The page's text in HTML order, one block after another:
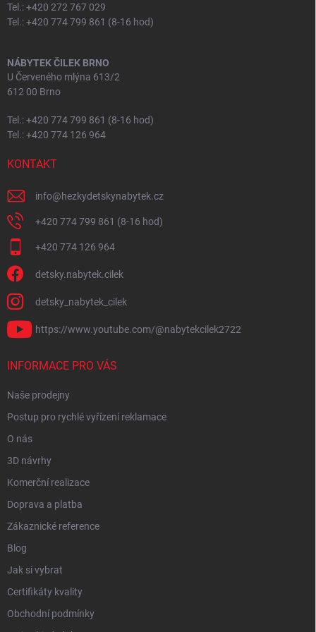
Tel.: +420 272 767 029
Tel.: +420 774 799 861 (8-16 hod)
NÁBYTEK ČILEK BRNO
U Červeného mlýna 613/2
612 00 Brno
Tel.: +420 774 799 861 (8-16 hod)
Tel.: +420 774 126 964
KONTAKT
info@hezkydetskynabytek.cz
+420 774 799 861 (8-16 hod)
+420 774 126 964
detsky.nabytek.cilek
detsky_nabytek_cilek
https://www.youtube.com/@nabytekcilek2722
INFORMACE PRO VÁS
Naše prodejny
Postup pro rychlé vyřízení reklamace
O nás
3D návrhy
Komerční realizace
Doprava a platba
Zákaznické reference
Blog
Jak si vybrat
Certifikáty kvality
Obchodní podmínky